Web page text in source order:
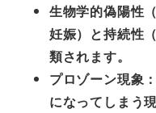
生物学的偽陽性
妊娠）と持続性
類されます。
プロゾーン現象
になってしまう